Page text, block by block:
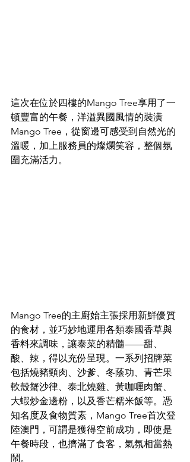
這次在位於四樓的Mango Tree享用了一
頓豐富的午餐，洋溢異國風情的裝潢
Mango Tree，從窗邊可感受到自然光的
溫暖，加上服務員的燦爛笑容，整個氛
圍充滿活力。
Mango Tree的主廚始主張採用新鮮優質
的食材，並巧妙地運用各類泰國香草與
香料來調味，讓泰菜的精髓——甜、
酸、辣，得以充份呈現。一系列招牌菜
包括燒豬頸肉、沙爹、冬蔭功、青芒果
軟殼蟹沙律、泰北燒雞、黃咖喱肉蟹、
大蝦炒金邊粉，以及香芒糯米飯等。憑
知名度及食物質素，Mango Tree首次登
陸澳門，可謂是獲得空前成功，即使是
午餐時段，也擠滿了食客，氣氛相當熱
鬧。